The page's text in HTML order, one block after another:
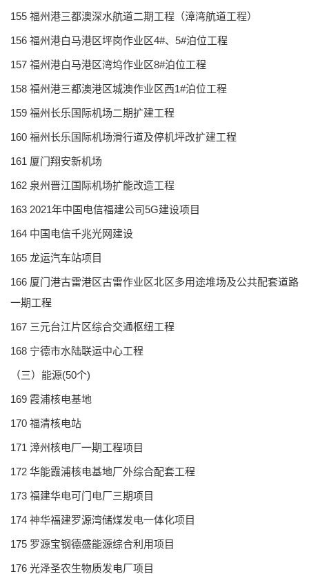
155 福州港三都澳深水航道二期工程（漳湾航道工程）
156 福州港白马港区坪岗作业区4#、5#泊位工程
157 福州港白马港区湾坞作业区8#泊位工程
158 福州港三都澳港区城澳作业区西1#泊位工程
159 福州长乐国际机场二期扩建工程
160 福州长乐国际机场滑行道及停机坪改扩建工程
161 厦门翔安新机场
162 泉州晋江国际机场扩能改造工程
163 2021年中国电信福建公司5G建设项目
164 中国电信千兆光网建设
165 龙运汽车站项目
166 厦门港古雷港区古雷作业区北区多用途堆场及公共配套道路
一期工程
167 三元台江片区综合交通枢纽工程
168 宁德市水陆联运中心工程
（三）能源(50个)
169 霞浦核电基地
170 福清核电站
171 漳州核电厂一期工程项目
172 华能霞浦核电基地厂外综合配套工程
173 福建华电可门电厂三期项目
174 神华福建罗源湾储煤发电一体化项目
175 罗源宝钢德盛能源综合利用项目
176 光泽圣农生物质发电厂项目